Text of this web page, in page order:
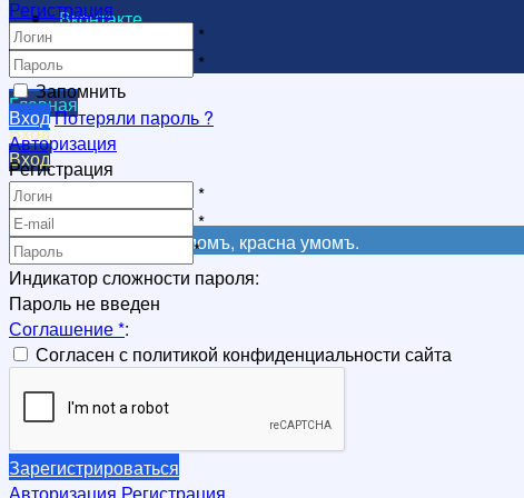
Вконтакте
Видеоканал
Главная
Вход
Вход
Регистрация
Регистрация
Не красна книга письмомъ, красна умомъ.
Регистрация
*
*
Запомнить
Вход Потеряли пароль ?
Авторизация
Регистрация
*
*
*
Индикатор сложности пароля:
Пароль не введен
Соглашение*:
Согласен с политикой конфиденциальности сайта
Зарегистрироваться
Авторизация Регистрация